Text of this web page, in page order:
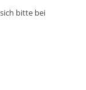
bitte bei